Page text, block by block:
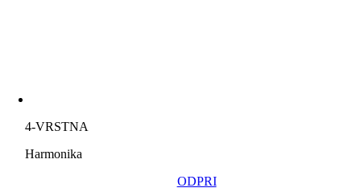
4-VRSTNA
Harmonika
ODPRI